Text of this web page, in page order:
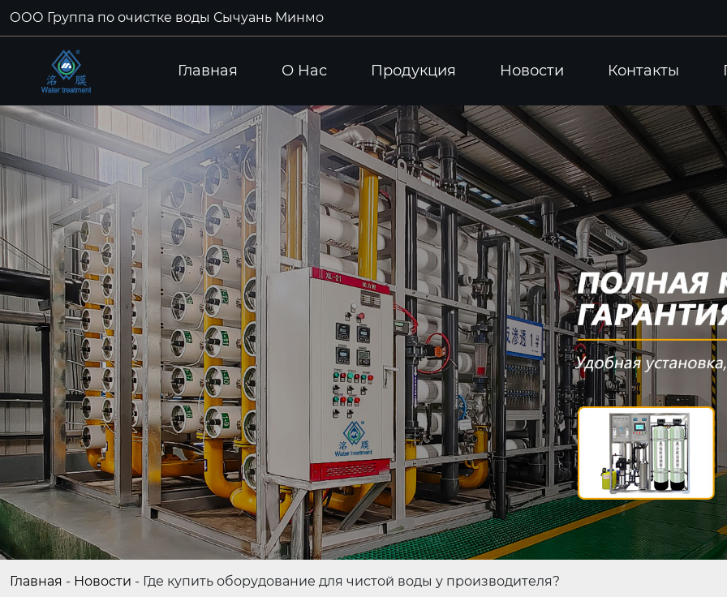
ООО Группа по очистке воды Сычуань Минмо
Главная О Hас Продукция Новости Контакты
Главная - Новости - Где купить оборудование для чистой воды у производителя?